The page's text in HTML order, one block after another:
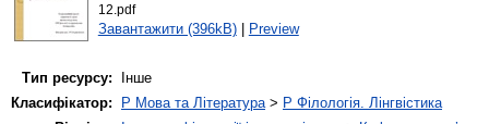
12.pdf
Завантажити (396kB)| Preview
Тип ресурсу:
Інше
Класифікатор:
P Мова та Література> P Філологія. Лінгвістика